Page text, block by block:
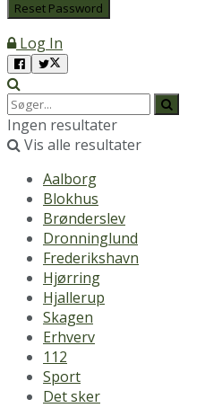
Log In
Ingen resultater
Vis alle resultater
Aalborg
Blokhus
Brønderslev
Dronninglund
Frederikshavn
Hjørring
Hjallerup
Skagen
Erhverv
112
Sport
Det sker